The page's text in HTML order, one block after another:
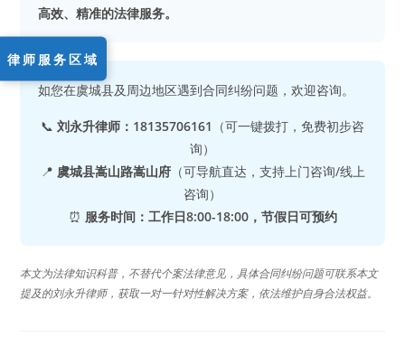
高效、精准的法律服务。
如您在虞城县及周边地区遇到合同纠纷问题，欢迎咨询。
📞 刘永升律师：18135706161 （可一键拨打，免费初步咨
询）
📍 虞城县嵩山路嵩山府（可导航直达，支持上门咨询/线上
咨询）
⏰ 服务时间：工作日8:00-18:00，节假日可预约
本文为法律知识科普，不替代个案法律意见，具体合同纠纷问题可联系本文
提及的刘永升律师，获取一对一针对性解决方案，依法维护自身合法权益。
律师服务区域